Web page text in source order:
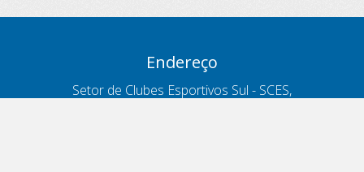
Endereço
Setor de Clubes Esportivos Sul - SCES,